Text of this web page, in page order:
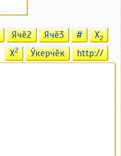
Ячӗ2 Ячӗ3 # X2
X2 Ӳкерчӗк http://